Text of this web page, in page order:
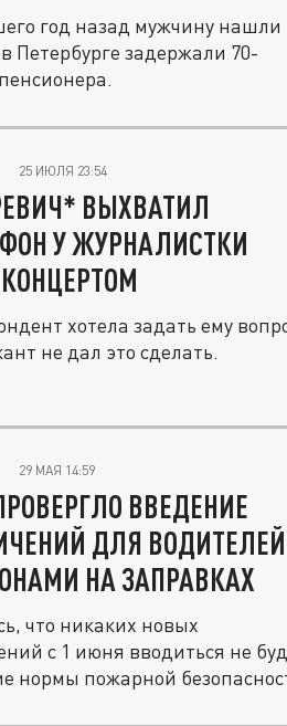
год назад мужчину нашли
Петербурге задержали 70-
25 ИЮЛЯ 23:54
ВЫХВАТИЛ
У ЖУРНАЛИСТКИ
хотела задать ему
не дал это сделать.
29 МАЯ 14:59
ВВЕДЕНИЕ
ДЛЯ
НА ЗАПРАВКАХ
что никаких новых
с 1 июня вводиться не
нормы пожарной